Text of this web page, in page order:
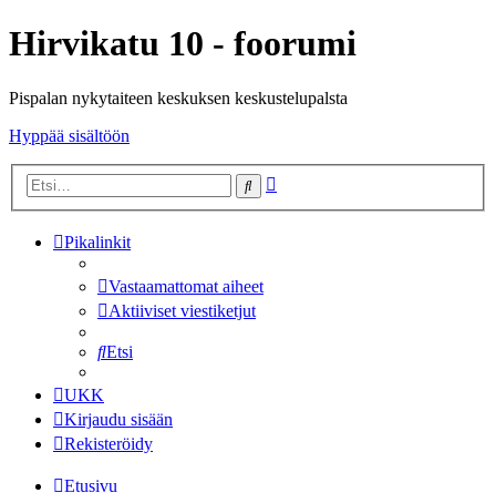
Hirvikatu 10 - foorumi
Pispalan nykytaiteen keskuksen keskustelupalsta
Hyppää sisältöön
Etsi
Pikalinkit
Vastaamattomat aiheet
Aktiiviset viestiketjut
Etsi
UKK
Kirjaudu sisään
Rekisteröidy
Etusivu